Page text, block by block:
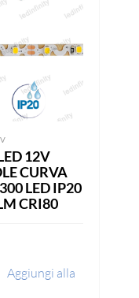
12V
CURVA
LED IP20
CRI80
Aggiungi alla